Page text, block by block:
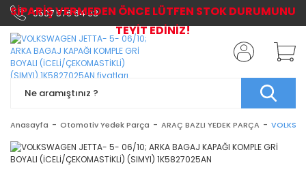
0507 576 64 03
Anasayfa Otomotiv Yedek Parça ARAÇ BAZLI YEDEK PARÇA
SİPARİŞ VERMEDEN ÖNCE LÜTFEN STOK DURUMUNU
TEYİT EDİNİZ!